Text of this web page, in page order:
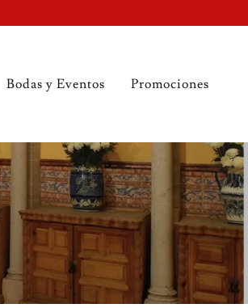
Bodas y Eventos Promociones